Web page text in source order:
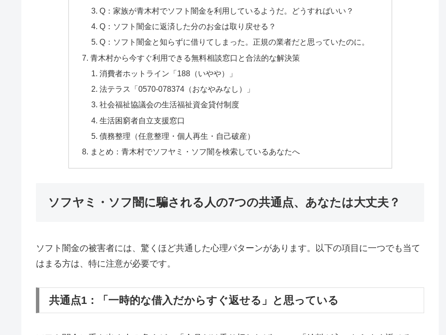
Q：家族が青木村でソフト闇金を利用しているようだ。どうすればいい？
Q：ソフト闇金に返済した分のお金は取り戻せる？
Q：ソフト闇金と知らずに借りてしまった。正規の業者だと思っていたのに。
青木村から今すぐ利用できる無料相談窓口と合法的な解決策
消費者ホットライン「188（いやや）」
法テラス「0570-078374（おなやみなし）」
社会福祉協議会の生活福祉資金貸付制度
生活困窮者自立支援窓口
債務整理（任意整理・個人再生・自己破産）
まとめ：青木村でソフヤミ・ソフ闇を検索しているあなたへ
ソフヤミ・ソフ闇に騙される人の7つの共通点、あなたは大丈夫？
ソフト闇金の被害者には、驚くほど共通した心理パターンがあります。以下の項目に一つでも当て
はまる方は、特に注意が必要です。
共通点1：「一時的な借入だからすぐ返せる」と思っている